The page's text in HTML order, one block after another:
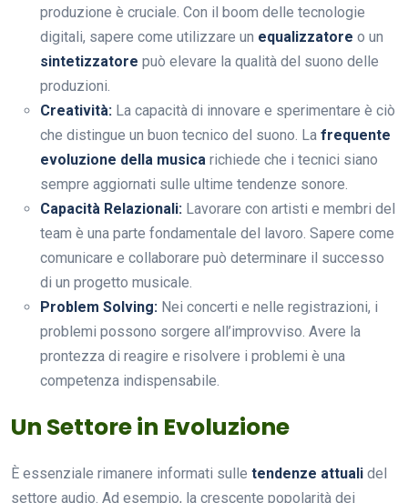
produzione è cruciale. Con il boom delle tecnologie
digitali, sapere come utilizzare un equalizzatore o un
sintetizzatore può elevare la qualità del suono delle
produzioni.
Creatività: La capacità di innovare e sperimentare è ciò
che distingue un buon tecnico del suono. La frequente
evoluzione della musica richiede che i tecnici siano
sempre aggiornati sulle ultime tendenze sonore.
Capacità Relazionali: Lavorare con artisti e membri del
team è una parte fondamentale del lavoro. Sapere come
comunicare e collaborare può determinare il successo
di un progetto musicale.
Problem Solving: Nei concerti e nelle registrazioni, i
problemi possono sorgere all’improvviso. Avere la
prontezza di reagire e risolvere i problemi è una
competenza indispensabile.
Un Settore in Evoluzione
È essenziale rimanere informati sulle tendenze attuali del
settore audio. Ad esempio, la crescente popolarità dei